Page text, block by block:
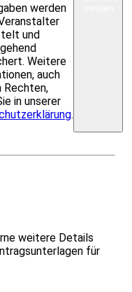
werden
und
Weitere
auch
Rechten,
in unserer
.
weitere Details
für